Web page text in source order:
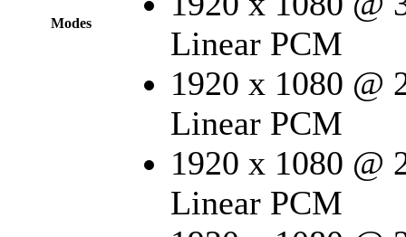
Modes
Linear PCM
1920 x 1080 @
Linear PCM
1920 x 1080 @
Linear PCM